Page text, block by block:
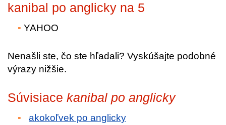
kanibal po anglicky na 5
YAHOO
Nenašli ste, čo ste hľadali? Vyskúšajte podobné
výrazy nižšie.
Súvisiace kanibal po anglicky
akokoľvek po anglicky